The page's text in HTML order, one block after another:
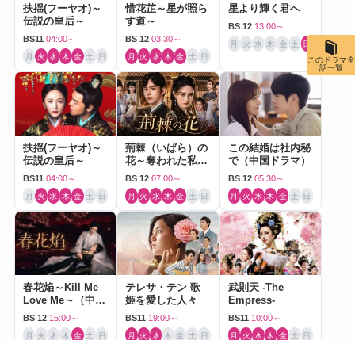
扶揺(フーヤオ)～
伝説の皇后～
BS11 04:00～
月 火 水 木 金 土 日
惜花芷～星が照ら
す道～
BS 12 03:30～
月 火 水 木 金 土 日
星より輝く君へ
BS 12 13:00～
月 火 水 木 金 土 日
扶揺(フーヤオ)～
伝説の皇后～
BS11 04:00～
月 火 水 木 金 土 日
荊棘（いばら）の
花～奪われた私～
（中国ドラマ）
BS 12 07:00～
月 火 水 木 金 土 日
この結婚は社内秘
で（中国ドラマ）
BS 12 05:30～
月 火 水 木 金 土 日
春花焔～Kill Me
Love Me～（中国
ドラマ）
BS 12 15:00～
月 火 水 木 金 土 日
テレサ・テン 歌
姫を愛した人々
BS11 19:00～
月 火 水 木 金 土 日
武則天 -The
Empress-
BS11 10:00～
月 火 水 木 金 土 日
このドラマ全
話一覧